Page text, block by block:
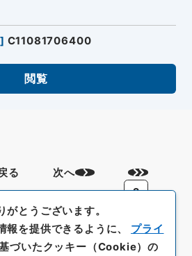
] C11081706400
閲覧
る
2
次へ
がとうございます。
報を提供できるように、 プライ
づいたクッキー（Cookie）の